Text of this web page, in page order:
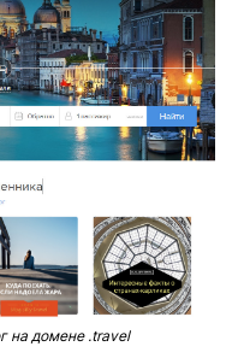
на домене .travel